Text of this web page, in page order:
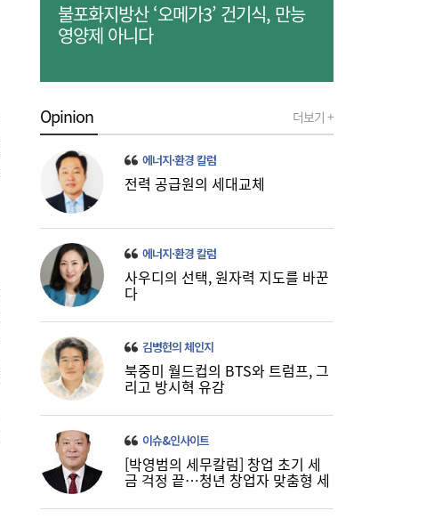
밀화학 ‘쌍끌이’
19:32
사상 최대 실적 이어가는 SK하이닉스…분기
배당 375원
불포화지방산 ‘오메가3’ 건기식, 만능
영양제 아니다
Opinion 더보기 +
에너지·환경 칼럼
전력 공급원의 세대교체
에너지·환경 칼럼
사우디의 선택, 원자력 지도를 바꾼
다
김병헌의 체인지
북중미 월드컵의 BTS와 트럼프, 그
리고 방시혁 유감
이슈&인사이트
[박영범의 세무칼럼] 창업 초기 세
금 걱정 끝…청년 창업자 맞춤형 세